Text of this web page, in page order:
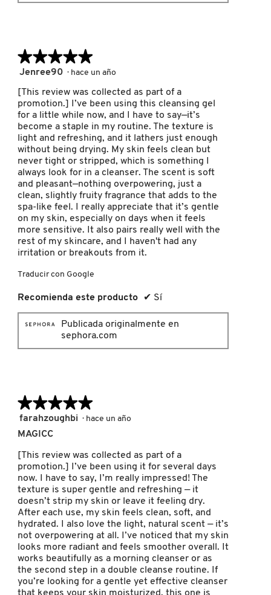
HUGO BOSS
ICONIC LONDON
ILIA
INNISFREE
ISDIN
JEAN PAUL GAULTIER
JULIETTE HAS A GUN
KAYALI
KÉRASTASE
KIEHL’S
KYLIE COSMETICS
KYLIE JENNER FRAGRANCES
★★★★★
★★★★★
5
estrellas.
Jenree90 · hace un año
[This review was collected as part of a
promotion.] I’ve been using this cleansing gel
for a little while now, and I have to say—it’s
become a staple in my routine. The texture is
light and refreshing, and it lathers just enough
without being drying. My skin feels clean but
never tight or stripped, which is something I
always look for in a cleanser. The scent is soft
and pleasant—nothing overpowering, just a
clean, slightly fruity fragrance that adds to the
spa-like feel. I really appreciate that it’s gentle
on my skin, especially on days when it feels
more sensitive. It also pairs really well with the
rest of my skincare, and I haven't had any
irritation or breakouts from it.
Traducir con Google
Recomienda este producto ✔ Sí
Publicada originalmente en
sephora.com
★★★★★
★★★★★
5
de
estrellas.
farahzoughbi · hace un año
MAGICC
[This review was collected as part of a
promotion.] I’ve been using it for several days
now. I have to say, I’m really impressed! The
texture is super gentle and refreshing — it
doesn’t strip my skin or leave it feeling dry.
After each use, my skin feels clean, soft, and
hydrated. I also love the light, natural scent — it’s
not overpowering at all. I’ve noticed that my skin
looks more radiant and feels smoother overall. It
works beautifully as a morning cleanser or as
the second step in a double cleanse routine. If
you’re looking for a gentle yet effective cleanser